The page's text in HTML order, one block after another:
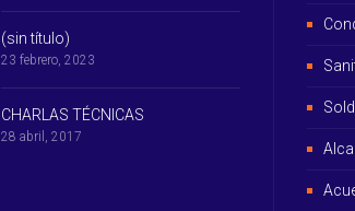
(sin título)
23 febrero, 2023
CHARLAS TÉCNICAS
28 abril, 2017